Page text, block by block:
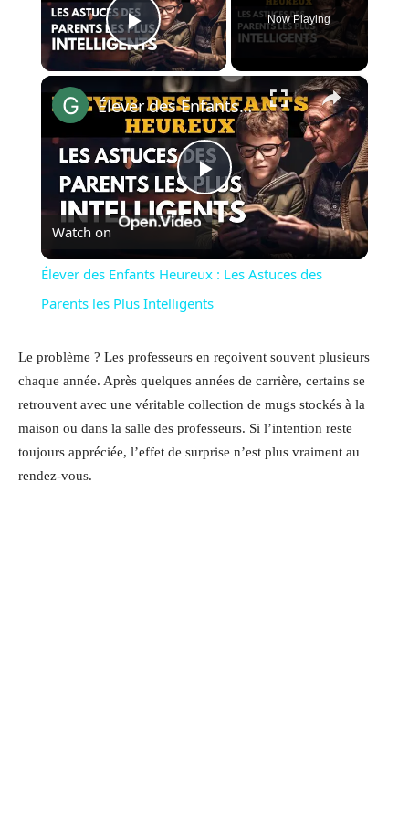
Play Video
Now Playing
×
Play
Video
Élever des Enfants Heureux : Les Astuces des Parents les Plus Intelligents
Watch on
Élever des Enfants Heureux : Les Astuces des
Parents les Plus Intelligents
Le problème ? Les professeurs en reçoivent souvent plusieurs
chaque année. Après quelques années de carrière, certains se
retrouvent avec une véritable collection de mugs stockés à la
maison ou dans la salle des professeurs. Si l’intention reste
toujours appréciée, l’effet de surprise n’est plus vraiment au
rendez-vous.